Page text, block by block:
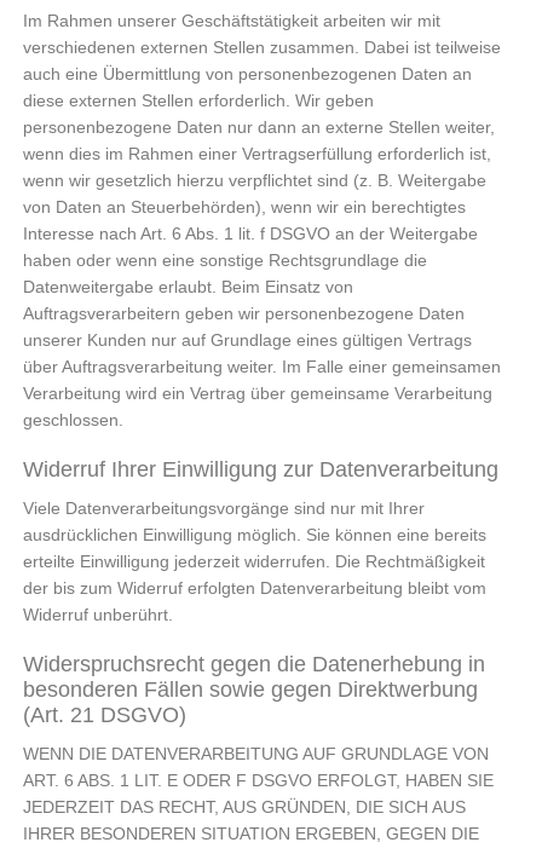
Im Rahmen unserer Geschäftstätigkeit arbeiten wir mit
verschiedenen externen Stellen zusammen. Dabei ist teilweise
auch eine Übermittlung von personenbezogenen Daten an
diese externen Stellen erforderlich. Wir geben
personenbezogene Daten nur dann an externe Stellen weiter,
wenn dies im Rahmen einer Vertragserfüllung erforderlich ist,
wenn wir gesetzlich hierzu verpflichtet sind (z. B. Weitergabe
von Daten an Steuerbehörden), wenn wir ein berechtigtes
Interesse nach Art. 6 Abs. 1 lit. f DSGVO an der Weitergabe
haben oder wenn eine sonstige Rechtsgrundlage die
Datenweitergabe erlaubt. Beim Einsatz von
Auftragsverarbeitern geben wir personenbezogene Daten
unserer Kunden nur auf Grundlage eines gültigen Vertrags
über Auftragsverarbeitung weiter. Im Falle einer gemeinsamen
Verarbeitung wird ein Vertrag über gemeinsame Verarbeitung
geschlossen.
Widerruf Ihrer Einwilligung zur Datenverarbeitung
Viele Datenverarbeitungsvorgänge sind nur mit Ihrer
ausdrücklichen Einwilligung möglich. Sie können eine bereits
erteilte Einwilligung jederzeit widerrufen. Die Rechtmäßigkeit
der bis zum Widerruf erfolgten Datenverarbeitung bleibt vom
Widerruf unberührt.
Widerspruchsrecht gegen die Datenerhebung in
besonderen Fällen sowie gegen Direktwerbung
(Art. 21 DSGVO)
WENN DIE DATENVERARBEITUNG AUF GRUNDLAGE VON
ART. 6 ABS. 1 LIT. E ODER F DSGVO ERFOLGT, HABEN SIE
JEDERZEIT DAS RECHT, AUS GRÜNDEN, DIE SICH AUS
IHRER BESONDEREN SITUATION ERGEBEN, GEGEN DIE